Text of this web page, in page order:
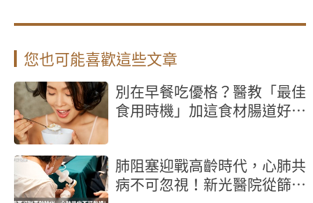
您也可能喜歡這些文章
別在早餐吃優格？醫教「最佳
食用時機」加這食材腸道好菌
肺阻塞迎戰高齡時代，心肺共
病不可忽視！新光醫院從篩檢